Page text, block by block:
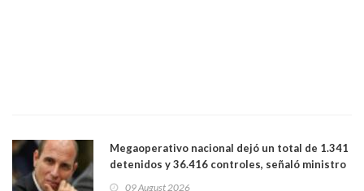
Megaoperativo nacional dejó un total de 1.341
detenidos y 36.416 controles, señaló ministro
09 August 2026